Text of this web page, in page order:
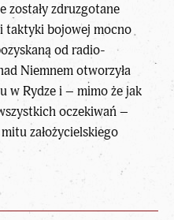
zostały zdruzgotane
taktyki bojowej mocno
od radio-
Niemnem otworzyła
w Rydze i – mimo że jak
oczekiwań –
założycielskiego